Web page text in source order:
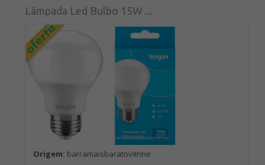
Lâmpada Led Bulbo 15W ...
Origem: barramaisbaratovitrine